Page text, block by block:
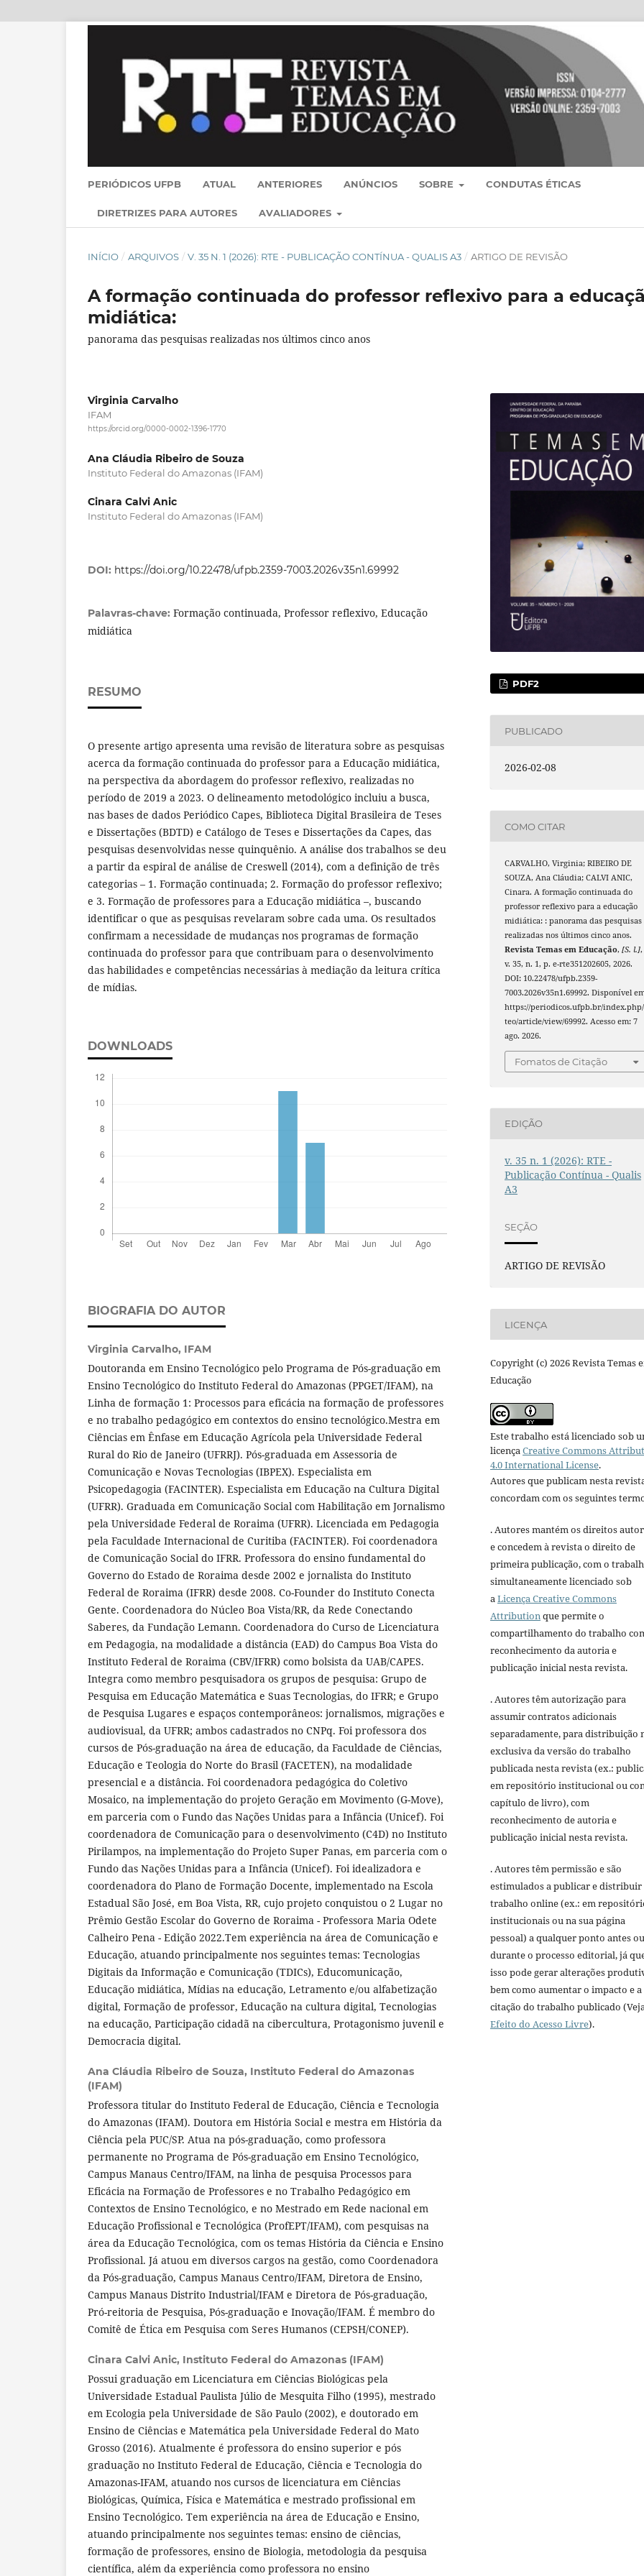
PERIÓDICOS UFPB ATUAL ANTERIORES ANÚNCIOS SOBRE CONDUTAS ÉTICAS
DIRETRIZES PARA AUTORES AVALIADORES
INÍCIO / ARQUIVOS / V. 35 N. 1 (2026): RTE - PUBLICAÇÃO CONTÍNUA - QUALIS A3 / ARTIGO DE REVISÃO
A formação continuada do professor reflexivo para a
midiática:
panorama das pesquisas realizadas nos últimos cinco anos
Virginia Carvalho
IFAM
https://orcid.org/0000-0002-1396-1770
Ana Cláudia Ribeiro de Souza
Instituto Federal do Amazonas (IFAM)
Cinara Calvi Anic
Instituto Federal do Amazonas (IFAM)
DOI: https://doi.org/10.22478/ufpb.2359-7003.2026v35n1.69992
Palavras-chave: Formação continuada, Professor reflexivo, Educação
midiática
RESUMO
O presente artigo apresenta uma revisão de literatura sobre as pesquisas
acerca da formação continuada do professor para a Educação midiática,
na perspectiva da abordagem do professor reflexivo, realizadas no
período de 2019 a 2023. O delineamento metodológico incluiu a busca,
nas bases de dados Periódico Capes, Biblioteca Digital Brasileira de Teses
e Dissertações (BDTD) e Catálogo de Teses e Dissertações da Capes, das
pesquisas desenvolvidas nesse quinquênio. A análise dos trabalhos se deu
a partir da espiral de análise de Creswell (2014), com a definição de três
categorias – 1. Formação continuada; 2. Formação do professor reflexivo;
e 3. Formação de professores para a Educação midiática –, buscando
identificar o que as pesquisas revelaram sobre cada uma. Os resultados
confirmam a necessidade de mudanças nos programas de formação
continuada do professor para que contribuam para o desenvolvimento
das habilidades e competências necessárias à mediação da leitura crítica
de mídias.
DOWNLOADS
BIOGRAFIA DO AUTOR
Virginia Carvalho, IFAM
Doutoranda em Ensino Tecnológico pelo Programa de Pós-graduação em
Ensino Tecnológico do Instituto Federal do Amazonas (PPGET/IFAM), na
Linha de formação 1: Processos para eficácia na formação de professores
e no trabalho pedagógico em contextos do ensino tecnológico.Mestra em
Ciências em Ênfase em Educação Agrícola pela Universidade Federal
Rural do Rio de Janeiro (UFRRJ). Pós-graduada em Assessoria de
Comunicação e Novas Tecnologias (IBPEX). Especialista em
Psicopedagogia (FACINTER). Especialista em Educação na Cultura Digital
(UFRR). Graduada em Comunicação Social com Habilitação em Jornalismo
pela Universidade Federal de Roraima (UFRR). Licenciada em Pedagogia
pela Faculdade Internacional de Curitiba (FACINTER). Foi coordenadora
de Comunicação Social do IFRR. Professora do ensino fundamental do
Governo do Estado de Roraima desde 2002 e jornalista do Instituto
Federal de Roraima (IFRR) desde 2008. Co-Founder do Instituto Conecta
Gente. Coordenadora do Núcleo Boa Vista/RR, da Rede Conectando
Saberes, da Fundação Lemann. Coordenadora do Curso de Licenciatura
em Pedagogia, na modalidade a distância (EAD) do Campus Boa Vista do
Instituto Federal de Roraima (CBV/IFRR) como bolsista da UAB/CAPES.
Integra como membro pesquisadora os grupos de pesquisa: Grupo de
Pesquisa em Educação Matemática e Suas Tecnologias, do IFRR; e Grupo
de Pesquisa Lugares e espaços contemporâneos: jornalismos, migrações e
audiovisual, da UFRR; ambos cadastrados no CNPq. Foi professora dos
cursos de Pós-graduação na área de educação, da Faculdade de Ciências,
Educação e Teologia do Norte do Brasil (FACETEN), na modalidade
presencial e a distância. Foi coordenadora pedagógica do Coletivo
Mosaico, na implementação do projeto Geração em Movimento (G-Move),
em parceria com o Fundo das Nações Unidas para a Infância (Unicef). Foi
coordenadora de Comunicação para o desenvolvimento (C4D) no Instituto
Pirilampos, na implementação do Projeto Super Panas, em parceria com o
Fundo das Nações Unidas para a Infância (Unicef). Foi idealizadora e
coordenadora do Plano de Formação Docente, implementado na Escola
Estadual São José, em Boa Vista, RR, cujo projeto conquistou o 2 Lugar no
Prêmio Gestão Escolar do Governo de Roraima - Professora Maria Odete
Calheiro Pena - Edição 2022.Tem experiência na área de Comunicação e
Educação, atuando principalmente nos seguintes temas: Tecnologias
Digitais da Informação e Comunicação (TDICs), Educomunicação,
Educação midiática, Mídias na educação, Letramento e/ou alfabetização
digital, Formação de professor, Educação na cultura digital, Tecnologias
na educação, Participação cidadã na cibercultura, Protagonismo juvenil e
Democracia digital.
Ana Cláudia Ribeiro de Souza, Instituto Federal do Amazonas
(IFAM)
Professora titular do Instituto Federal de Educação, Ciência e Tecnologia
do Amazonas (IFAM). Doutora em História Social e mestra em História da
Ciência pela PUC/SP. Atua na pós-graduação, como professora
permanente no Programa de Pós-graduação em Ensino Tecnológico,
Campus Manaus Centro/IFAM, na linha de pesquisa Processos para
Eficácia na Formação de Professores e no Trabalho Pedagógico em
Contextos de Ensino Tecnológico, e no Mestrado em Rede nacional em
Educação Profissional e Tecnológica (ProfEPT/IFAM), com pesquisas na
área da Educação Tecnológica, com os temas História da Ciência e Ensino
Profissional. Já atuou em diversos cargos na gestão, como Coordenadora
da Pós-graduação, Campus Manaus Centro/IFAM, Diretora de Ensino,
Campus Manaus Distrito Industrial/IFAM e Diretora de Pós-graduação,
Pró-reitoria de Pesquisa, Pós-graduação e Inovação/IFAM. É membro do
Comitê de Ética em Pesquisa com Seres Humanos (CEPSH/CONEP).
Cinara Calvi Anic, Instituto Federal do Amazonas (IFAM)
Possui graduação em Licenciatura em Ciências Biológicas pela
Universidade Estadual Paulista Júlio de Mesquita Filho (1995), mestrado
em Ecologia pela Universidade de São Paulo (2002), e doutorado em
Ensino de Ciências e Matemática pela Universidade Federal do Mato
Grosso (2016). Atualmente é professora do ensino superior e pós
graduação no Instituto Federal de Educação, Ciência e Tecnologia do
Amazonas-IFAM, atuando nos cursos de licenciatura em Ciências
Biológicas, Química, Física e Matemática e mestrado profissional em
Ensino Tecnológico. Tem experiência na área de Educação e Ensino,
atuando principalmente nos seguintes temas: ensino de ciências,
formação de professores, ensino de Biologia, metodologia da pesquisa
científica, além da experiência como professora no ensino
PDF2
PUBLICADO
2026-02-08
COMO CITAR
CARVALHO, Virginia; RIBEIRO DE
SOUZA, Ana Cláudia; CALVI ANIC,
Cinara. A formação continuada do
professor reflexivo para a educação
midiática: : panorama das pesquisas
realizadas nos últimos cinco anos.
Revista Temas em Educação,[S. l.],
v. 35, n. 1, p. e-rte351202605, 2026.
DOI: 10.22478/ufpb.2359-
7003.2026v35n1.69992. Disponível
https://periodicos.ufpb.br/
teo/article/view/69992. Acesso em: 7
ago. 2026.
Fomatos de Citação
EDIÇÃO
v. 35 n. 1 (2026): RTE -
Publicação Contínua - Qualis
A3
SEÇÃO
ARTIGO DE REVISÃO
LICENÇA
Copyright (c) 2026 Revista Temas
Educação
Este trabalho está licenciado sob
licençaCreative Commons
4.0 International License.
Autores que publicam nesta
concordam com os seguintes
. Autores mantém os direitos
e concedem à revista o direito de
primeira publicação, com o
simultaneamente licenciado sob
aLicença Creative Commons
Attributionque permite o
compartilhamento do trabalho
reconhecimento da autoria e
publicação inicial nesta revista.
. Autores têm autorização para
assumir contratos adicionais
separadamente, para distribuição
exclusiva da versão do trabalho
publicada nesta revista (ex.:
em repositório institucional ou
capítulo de livro), com
reconhecimento de autoria e
publicação inicial nesta revista.
. Autores têm permissão e são
estimulados a publicar e distribuir
trabalho online (ex.: em
institucionais ou na sua página
pessoal) a qualquer ponto antes ou
durante o processo editorial, já
isso pode gerar alterações
bem como aumentar o impacto e a
citação do trabalho publicado
Efeito do Acesso Livre).